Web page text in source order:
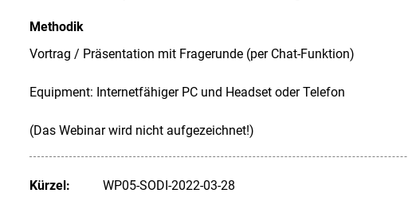
Methodik
Vortrag / Präsentation mit Fragerunde (per Chat-Funktion)
Equipment: Internetfähiger PC und Headset oder Telefon
(Das Webinar wird nicht aufgezeichnet!)
Kürzel:
WP05-SODI-2022-03-28